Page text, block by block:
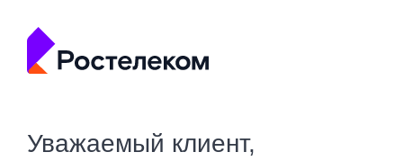
Уважаемый клиент,